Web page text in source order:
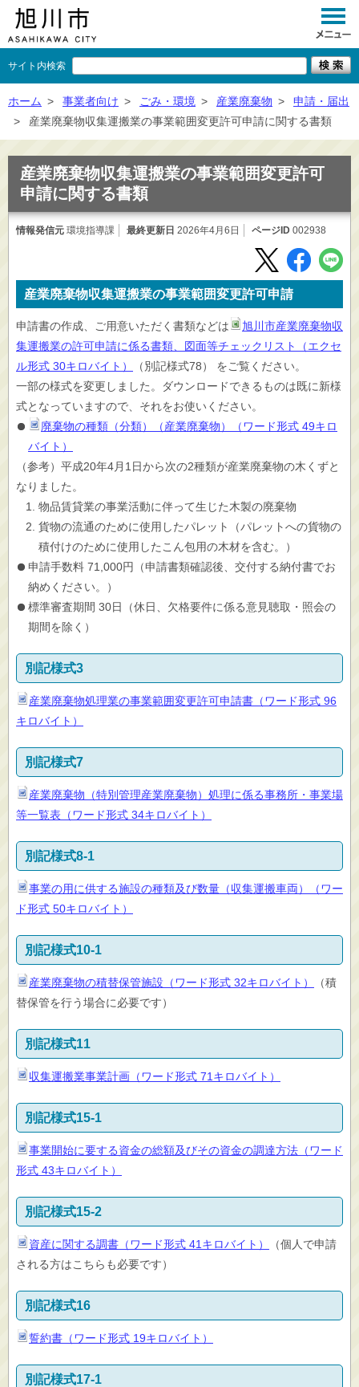
サイト内検索
くらし
観光
事業者向け
施設一覧
×閉じる
ホーム > 事業者向け > ごみ・環境 > 産業廃棄物 >
申請・届出
>
産業廃棄物収集運搬業の事業範囲変更許可申請に関する書類
産業廃棄物収集運搬業の事業範囲変更許可
申請に関する書類
情報発信元 環境指導課 最終更新日 2026年4月6日 ページID 002938
産業廃棄物収集運搬業の事業範囲変更許可申請
申請書の作成、ご用意いただく書類などは
旭川市産業廃棄物収
集運搬業の許可申請に係る書類、図面等チェックリスト（エクセ
ル形式 30キロバイト）
（別記様式78） をご覧ください。
一部の様式を変更しました。ダウンロードできるものは既に新様
式となっていますので、それをお使いください。
廃棄物の種類（分類）（産業廃棄物）（ワード形式 49キロ
バイト）
（参考）平成20年4月1日から次の2種類が産業廃棄物の木くずと
なりました。
物品賃貸業の事業活動に伴って生じた木製の廃棄物
貨物の流通のために使用したパレット（パレットへの貨物の
積付けのために使用したこん包用の木材を含む。）
申請手数料 71,000円（申請書類確認後、交付する納付書でお
納めください。）
標準審査期間 30日（休日、欠格要件に係る意見聴取・照会の
期間を除く）
別記様式3
産業廃棄物処理業の事業範囲変更許可申請書（ワード形式 96
キロバイト）
別記様式7
産業廃棄物（特別管理産業廃棄物）処理に係る事務所・事業場
等一覧表（ワード形式 34キロバイト）
別記様式8-1
事業の用に供する施設の種類及び数量（収集運搬車両）（ワー
ド形式 50キロバイト）
別記様式10-1
産業廃棄物の積替保管施設（ワード形式 32キロバイト）
（積
替保管を行う場合に必要です）
別記様式11
収集運搬業事業計画（ワード形式 71キロバイト）
別記様式15-1
事業開始に要する資金の総額及びその資金の調達方法（ワード
形式 43キロバイト）
別記様式15-2
資産に関する調書（ワード形式 41キロバイト）
（個人で申請
される方はこちらも必要です）
別記様式16
誓約書（ワード形式 19キロバイト）
別記様式17-1